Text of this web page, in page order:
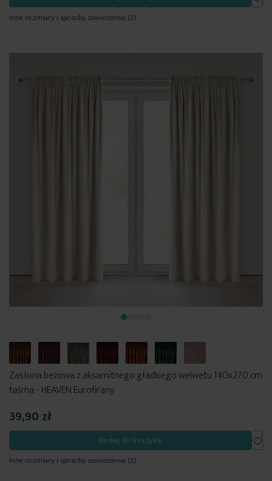
Inne rozmiary i sposoby zawieszenia (2)
Zasłona beżowa z aksamitnego gładkiego welwetu 140x270 cm
taśma - HEAVEN Eurofirany
39,90 zł
Dodaj do koszyka
Inne rozmiary i sposoby zawieszenia (2)